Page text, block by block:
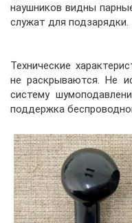
наушников видны
служат для подзарядки.
Технические
не раскрываются. Не
систему
поддержка